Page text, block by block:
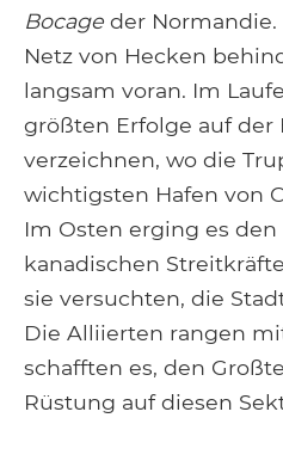
Bocage der
Netz von Hecken
langsam voran. Im
größten Erfolge auf der
verzeichnen, wo die
wichtigsten Hafen von
Im Osten erging es
kanadischen
sie versuchten, die
Die Alliierten rangen
schafften es, den
Rüstung auf diesen